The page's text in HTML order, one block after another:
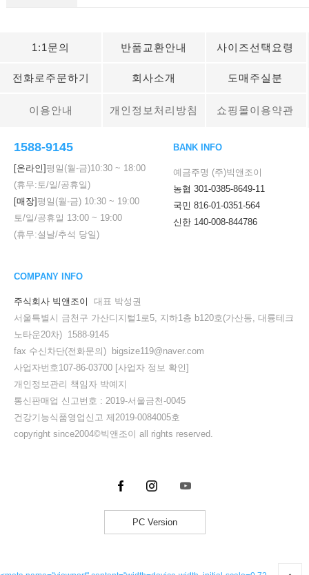
1:1문의 반품교환안내 사이즈선택요령
전화로주문하기 회사소개 도매주실분
이용안내 개인정보처리방침 쇼핑몰이용약관
1588-9145
[온라인] 평일(월-금)10:30 ~ 18:00
(휴무:토/일/공휴일)
[매장] 평일(월-금) 10:30 ~ 19:00
토/일/공휴일 13:00 ~ 19:00
(휴무:설날/추석 당일)
BANK INFO
예금주명 (주)빅앤조이
농협 301-0385-8649-11
국민 816-01-0351-564
신한 140-008-844786
COMPANY INFO
주식회사 빅앤조이
대표 박성권
서울특별시 금천구 가산디지털1로5, 지하1층 b120호(가산동, 대륭테크
노타운20차) 1588-9145
fax 수신차단(전화문의) bigsize119@naver.com
사업자번호107-86-03700 [사업자 정보 확인]
개인정보관리 책임자 박예지
통신판매업 신고번호 : 2019-서울금천-0045
건강기능식품영업신고 제2019-0084005호
copyright since2004©빅앤조이 all rights reserved.
PC Version